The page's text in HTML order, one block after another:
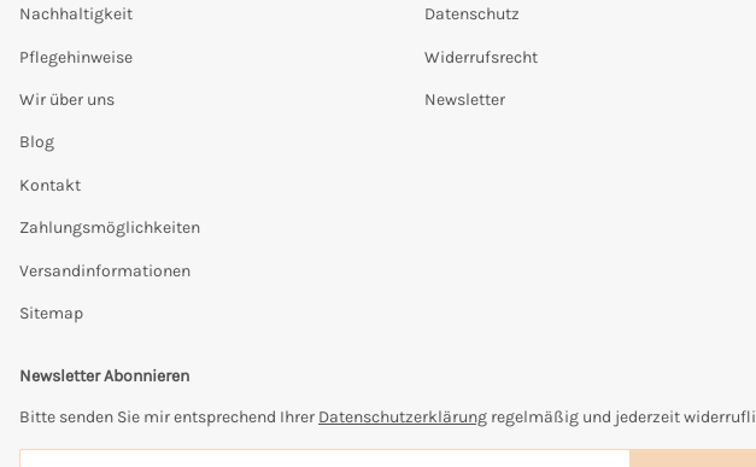
Nachhaltigkeit
Pflegehinweise
Wir über uns
Blog
Kontakt
Zahlungsmöglichkeiten
Versandinformationen
Sitemap
Datenschutz
Widerrufsrecht
Newsletter
Newsletter Abonnieren
Bitte senden Sie mir entsprechend Ihrer Datenschutzerklärung regelmäßig und jederzeit